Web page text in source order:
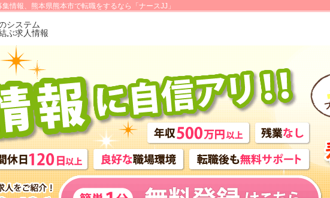
情報、熊本県熊本市で転職をするなら「ナースJJ」
システム
ぶ求人情報